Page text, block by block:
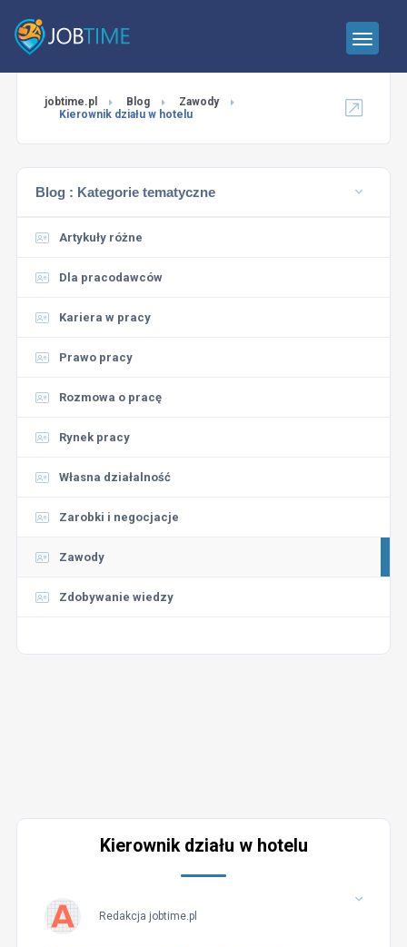
jobtime.pl Blog
Zawody
Kierownik działu w hotelu
Blog : Kategorie tematyczne
Artykuły różne
Dla pracodawców
Kariera w pracy
Prawo pracy
Rozmowa o pracę
Rynek pracy
Własna działalność
Zarobki i negocjacje
Zawody
Zdobywanie wiedzy
Kierownik działu w hotelu
Redakcja jobtime.pl